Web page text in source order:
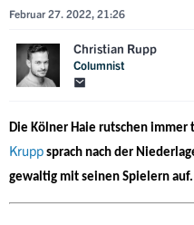
Februar 27. 2022, 21:26
Christian Rupp
Columnist
Die Kölner Haie rutschen immer
Krupp sprach nach der
gewaltig mit seinen Spielern auf.